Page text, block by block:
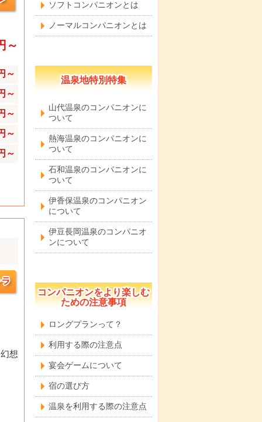
～
～
～
～
～
～
想
ソフトコンパニオンとは
ノーマルコンパニオンとは
温泉地特別特集
山代温泉のコンパニオンに
ついて
熱海温泉のコンパニオンに
ついて
石和温泉のコンパニオンに
ついて
伊香保温泉のコンパニオン
について
伊豆長岡温泉のコンパニオ
ンについて
コンパニオンをより楽しむ
ための注意事項
ロングプランって？
利用する際の注意点
宴会ゲームについて
宿の選び方
温泉を利用する際の注意点